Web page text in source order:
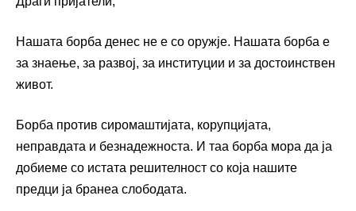
Нашата борба денес не е со оружје. Нашата борба е
за знаење, за развој, за институции и за достоинствен
живот.
Борба против сиромаштијата, корупцијата,
неправдата и безнадежноста. И таа борба мора да ја
добиеме со истата решителност со која нашите
предци ја бранеа слободата.